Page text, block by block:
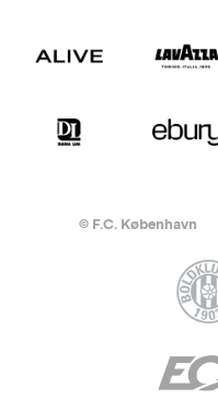
© F.C. København